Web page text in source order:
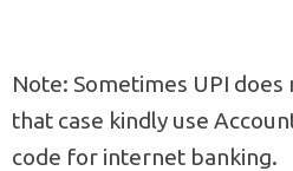
Note: Sometimes UPI
that case kindly use
code for internet banking.